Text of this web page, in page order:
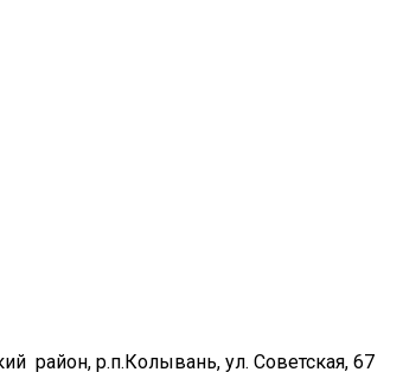
район, р.п.Колывань, ул. Советская, 67